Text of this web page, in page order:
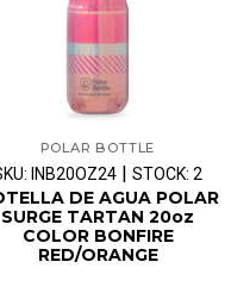
POLAR BOTTLE
INB20OZ24 | STOCK: 2
DE AGUA POLAR
SURGE TARTAN 20oz
COLOR BONFIRE
RED/ORANGE